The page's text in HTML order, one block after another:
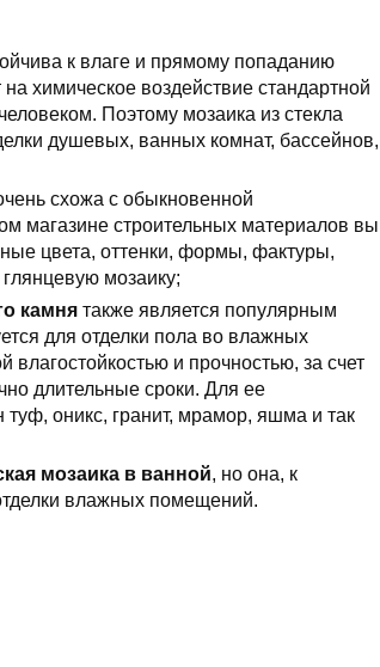
к влаге и прямому попаданию
химическое воздействие стандартной
Поэтому мозаика из стекла
душевых, ванных комнат, бассейнов,
схожа с обыкновенной
магазине строительных материалов вы
цвета, оттенки, формы, фактуры,
мозаику;
камнятакже является популярным
для отделки пола во влажных
влагостойкостью и прочностью, за счет
длительные сроки. Для ее
оникс, гранит, мрамор, яшма и так
мозаика в ванной, но она, к
влажных помещений.